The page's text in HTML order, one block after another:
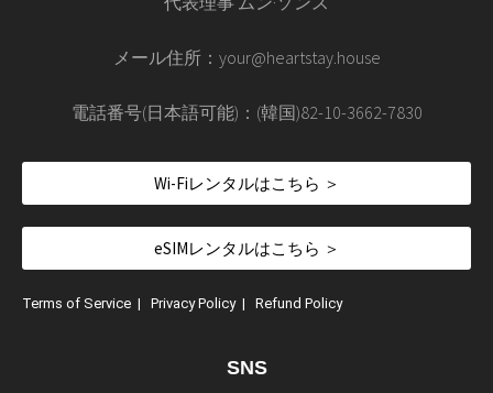
メール住所：your@heartstay.house
電話番号(日本語可能)：(韓国)82-10-3662-7830
Wi-Fiレンタルはこちら ＞
eSIMレンタルはこちら ＞
Terms of Service | Privacy Policy | Refund Policy
SNS